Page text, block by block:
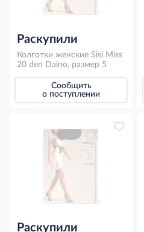
Раскупили
Колготки женские Sisi Miss
20 den Daino, размер 5
Сообщить
о поступлении
Раскупили